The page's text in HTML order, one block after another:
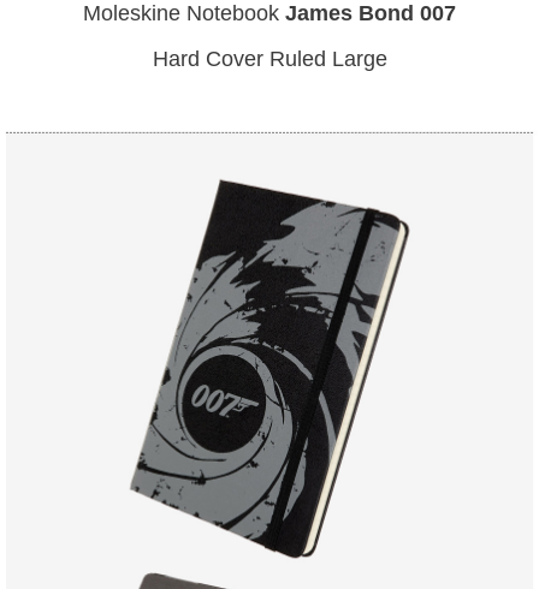
Moleskine Notebook James Bond 007
Hard Cover Ruled Large